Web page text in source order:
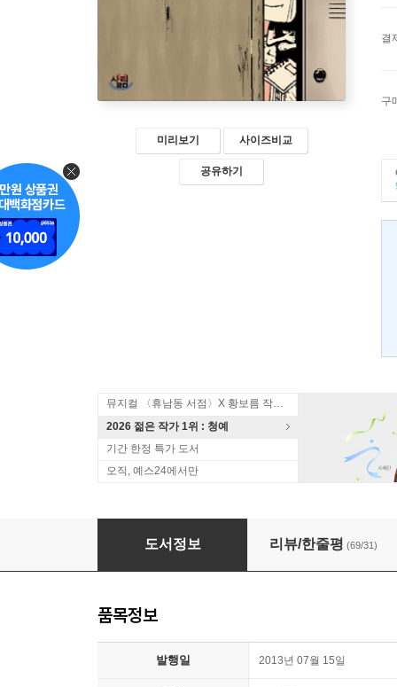
미리보기 사이즈비교
공유하기
결
구
뮤지컬 〈휴남동 서점〉X 황보름 작가 북토크
2026 젊은 작가 1위 : 청예
기간 한정 특가 도서
오직, 예스24에서만
도서정보 리뷰/한줄평 (69/31)
품목정보
발행일 2013년 07월 15일